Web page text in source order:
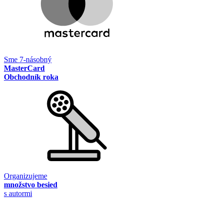
Sme 7-násobný
MasterCard
Obchodník roka
Organizujeme
množstvo besied
s autormi